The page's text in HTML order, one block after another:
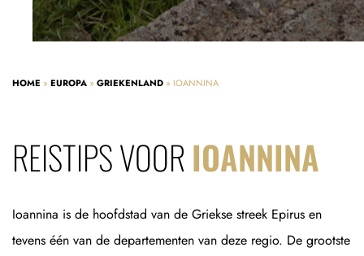
HOME » EUROPA » GRIEKENLAND » IOANNINA
REISTIPS VOORIOANNINA
Ioannina is de hoofdstad van de Griekse streek Epirus en
tevens één van de departementen van deze regio. De grootste